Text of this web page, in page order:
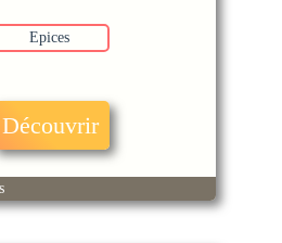
Epices
Découvrir